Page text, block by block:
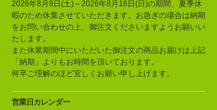
2026年8月8日(土)～2026年8月16日(日)の期間、夏季休
暇のため休業させていただきます。お急ぎの場合は納期
をお問い合わせの上、御注文くださいますようお願いい
たします。
また休業期間中にいただいた御注文の商品お届けは上記
「納期」よりもお時間を頂いております。
何卒ご理解のほど宜しくお願い申し上げます。
営業日カレンダー